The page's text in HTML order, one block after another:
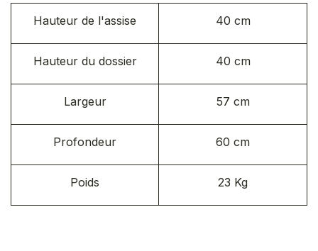
Hauteur de l'assise 40 cm
Hauteur du dossier 40 cm
Largeur 57 cm
Profondeur 60 cm
Poids 23 Kg